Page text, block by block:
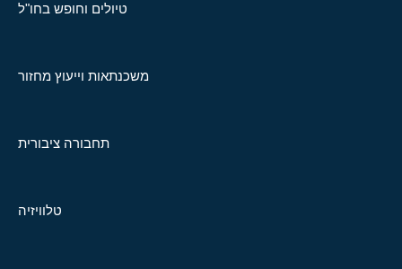
טיולים וחופש בחו"ל
משכנתאות וייעוץ מחזור
תחבורה ציבורית
טלוויזיה